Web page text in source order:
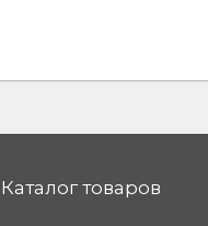
Каталог товаров